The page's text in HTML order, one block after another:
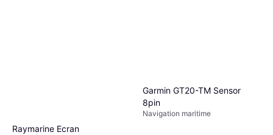
Raymarine Ecran
Garmin GT20-TM Sensor
8pin
Navigation maritime